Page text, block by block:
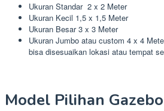
Ukuran Standar 2 x 2 Meter
Ukuran Kecil 1,5 x 1,5 Meter
Ukuran Besar 3 x 3 Meter
Ukuran Jumbo atau custom 4 x 4
bisa disesuaikan lokasi atau tempat
Model Pilihan